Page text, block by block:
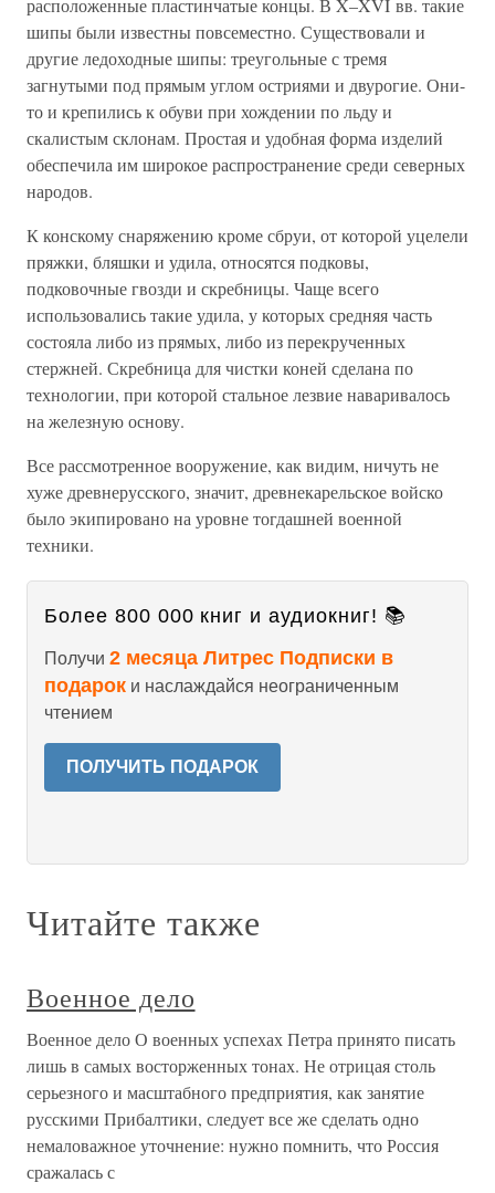
расположенные пластинчатые концы. В X–XVI вв. такие
шипы были известны повсеместно. Существовали и
другие ледоходные шипы: треугольные с тремя
загнутыми под прямым углом остриями и двурогие. Они-
то и крепились к обуви при хождении по льду и
скалистым склонам. Простая и удобная форма изделий
обеспечила им широкое распространение среди северных
народов.
К конскому снаряжению кроме сбруи, от которой уцелели
пряжки, бляшки и удила, относятся подковы,
подковочные гвозди и скребницы. Чаще всего
использовались такие удила, у которых средняя часть
состояла либо из прямых, либо из перекрученных
стержней. Скребница для чистки коней сделана по
технологии, при которой стальное лезвие наваривалось
на железную основу.
Все рассмотренное вооружение, как видим, ничуть не
хуже древнерусского, значит, древнекарельское войско
было экипировано на уровне тогдашней военной
техники.
Более 800 000 книг и аудиокниг! 📚
Получи 2 месяца Литрес Подписки в
подарок и наслаждайся неограниченным
чтением
ПОЛУЧИТЬ ПОДАРОК
Читайте также
Военное дело
Военное дело О военных успехах Петра принято писать
лишь в самых восторженных тонах. Не отрицая столь
серьезного и масштабного предприятия, как занятие
русскими Прибалтики, следует все же сделать одно
немаловажное уточнение: нужно помнить, что Россия
сражалась с